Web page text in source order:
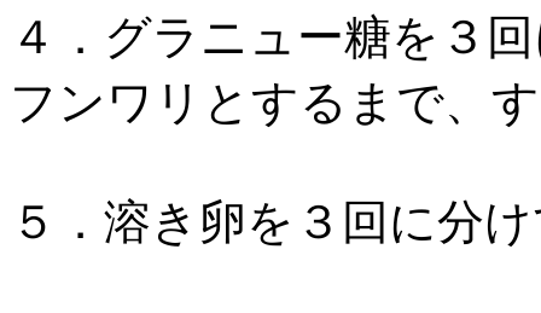
４．グラニュー糖を３
フンワリとするまで、
５．溶き卵を３回に分